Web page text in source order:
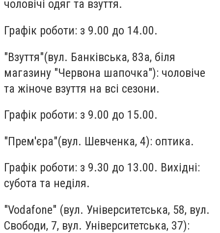
чоловічі одяг та взуття.
Графік роботи: з 9.00 до 14.00.
"Взуття"(вул. Банківська, 83а, біля
магазину "Червона шапочка"): чоловіче
та жіноче взуття на всі сезони.
Графік роботи: з 9.00 до 15.00.
"Прем'єра"(вул. Шевченка, 4): оптика.
Графік роботи: з 9.30 до 13.00. Вихідні:
субота та неділя.
"Vodafonе" (вул. Університетська, 58, вул.
Свободи, 7, вул. Університетська, 37):